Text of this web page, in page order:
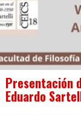
Presentación
Eduardo